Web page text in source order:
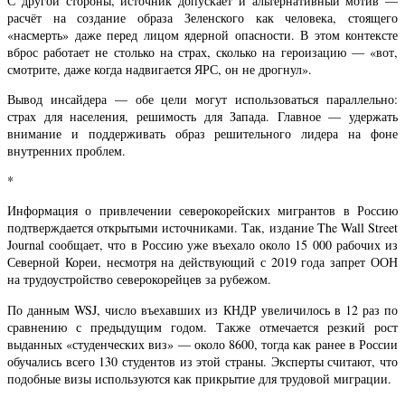
расчёт на создание образа Зеленского как человека, стоящего
«насмерть» даже перед лицом ядерной опасности. В этом контексте
вброс работает не столько на страх, сколько на героизацию — «вот,
смотрите, даже когда надвигается ЯРС, он не дрогнул».
Вывод инсайдера — обе цели могут использоваться параллельно:
страх для населения, решимость для Запада. Главное — удержать
внимание и поддерживать образ решительного лидера на фоне
внутренних проблем.
*
Информация о привлечении северокорейских мигрантов в Россию
подтверждается открытыми источниками. Так, издание The Wall Street
Journal сообщает, что в Россию уже въехало около 15 000 рабочих из
Северной Кореи, несмотря на действующий с 2019 года запрет ООН
на трудоустройство северокорейцев за рубежом.
По данным WSJ, число въехавших из КНДР увеличилось в 12 раз по
сравнению с предыдущим годом. Также отмечается резкий рост
выданных «студенческих виз» — около 8600, тогда как ранее в России
обучались всего 130 студентов из этой страны. Эксперты считают, что
подобные визы используются как прикрытие для трудовой миграции.